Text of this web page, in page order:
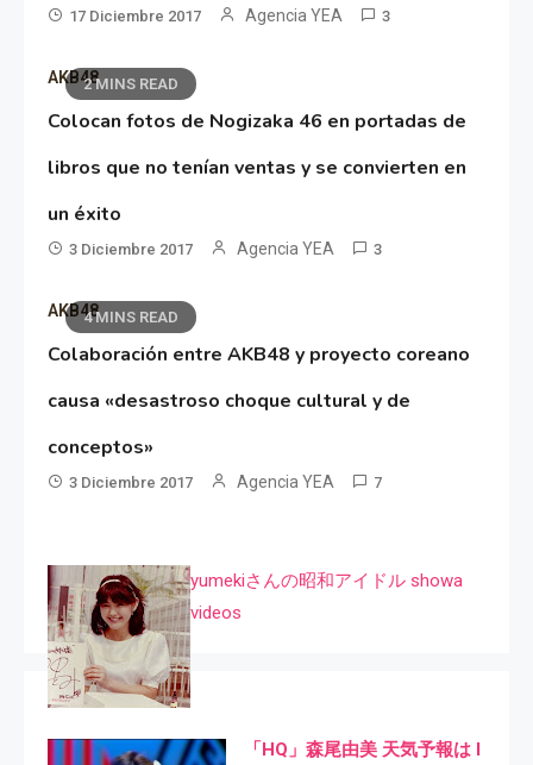
17 Diciembre 2017 Agencia YEA 3
2 MINS READ
AKB48
Colocan fotos de Nogizaka 46 en portadas de
libros que no tenían ventas y se convierten en
un éxito
3 Diciembre 2017 Agencia YEA 3
4 MINS READ
AKB48
Colaboración entre AKB48 y proyecto coreano
causa «desastroso choque cultural y de
conceptos»
3 Diciembre 2017 Agencia YEA 7
yumekiさんの昭和アイドル showa
videos
「HQ」森尾由美 天気予報は I